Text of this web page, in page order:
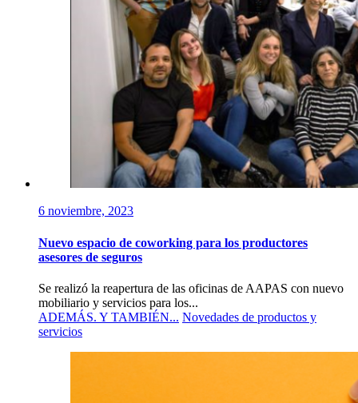
6 noviembre, 2023
Nuevo espacio de coworking para los productores
asesores de seguros
Se realizó la reapertura de las oficinas de AAPAS con nuevo
mobiliario y servicios para los...
ADEMÁS. Y TAMBIÉN... Novedades de productos y
servicios